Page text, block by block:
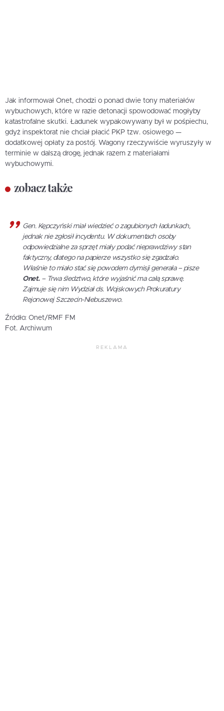
Jak informował Onet, chodzi o ponad dwie tony materiałów
wybuchowych, które w razie detonacji spowodować mogłyby
katastrofalne skutki. Ładunek wypakowywany był w pośpiechu,
gdyż inspektorat nie chciał płacić PKP tzw. osiowego —
dodatkowej opłaty za postój. Wagony rzeczywiście wyruszyły w
terminie w dalszą drogę, jednak razem z materiałami
wybuchowymi.
zobacz także
Gen. Kępczyński miał wiedzieć o zagubionych ładunkach,
jednak nie zgłosił incydentu. W dokumentach osoby
odpowiedzialne za sprzęt miały podać nieprawdziwy stan
faktyczny, dlatego na papierze wszystko się zgadzało.
Właśnie to miało stać się powodem dymisji generała – pisze
Onet. – Trwa śledztwo, które wyjaśnić ma całą sprawę.
Zajmuje się nim Wydział ds. Wojskowych Prokuratury
Rejonowej Szczecin-Niebuszewo.
Źródło: Onet/RMF FM
Fot. Archiwum
REKLAMA